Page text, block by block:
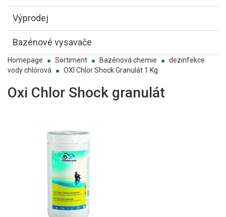
Výprodej
Bazénové vysavače
Homepage Sortiment Bazénová chemie
dezinfekce
vody chlórová
OXI Chlor Shock Granulát 1 Kg
Oxi Chlor Shock granulát